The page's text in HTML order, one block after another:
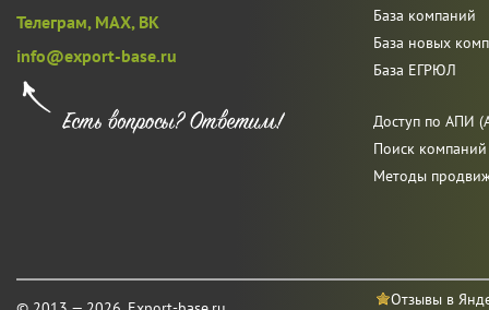
Телеграм, MAX, ВК
info@export-base.ru
База компаний
База новых
База ЕГРЮЛ
Доступ по АПИ
Поиск
Методы
Отзывы в